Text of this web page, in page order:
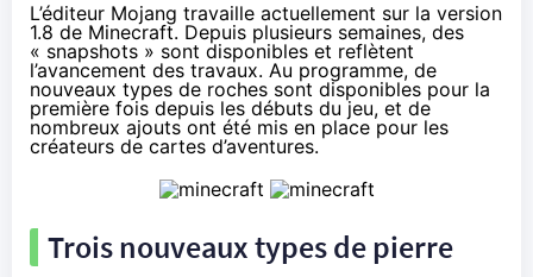
L’éditeur Mojang travaille actuellement sur la version
1.8 de Minecraft. Depuis plusieurs semaines, des
« snapshots » sont disponibles et reflètent
l’avancement des travaux. Au programme, de
nouveaux types de roches sont disponibles pour la
première fois depuis les débuts du jeu, et de
nombreux ajouts ont été mis en place pour les
créateurs de cartes d’aventures.
Trois nouveaux types de pierre